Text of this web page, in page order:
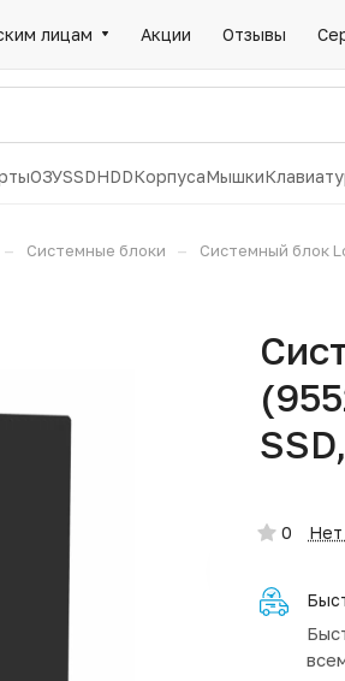
лицам Акции Отзывы
ОЗУSSDHDDКорпусаМышки
– Системные блоки – Системный блок
0 Нет